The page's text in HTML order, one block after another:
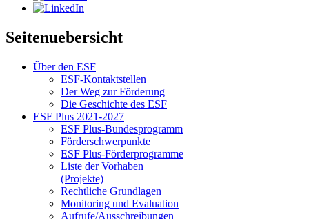
Seitenuebersicht
Über den ESF
ESF-Kon­takt­stel­len
Der Weg zur För­de­rung
Die Ge­schich­te des ESF
ESF Plus 2021-2027
ESF Plus-Bun­des­pro­gramm
För­der­schwer­punk­te
ESF Plus-För­der­pro­gram­me
Lis­te der Vor­ha­ben
(Pro­jek­te)
Recht­li­che Grund­la­gen
Mo­ni­to­ring und Eva­lua­ti­on
Auf­ru­fe/Aus­schrei­bun­gen